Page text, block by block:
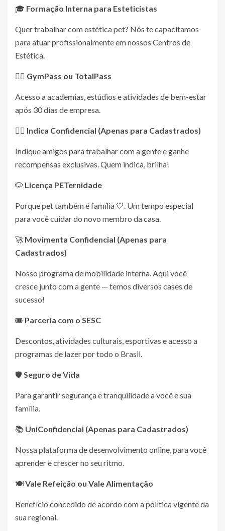
🎓 Formação Interna para Esteticistas
Quer trabalhar com estética pet? Nós te capacitamos
para atuar profissionalmente em nossos Centros de
Estética.
🏋️‍♀️ GymPass ou TotalPass
Acesso a academias, estúdios e atividades de bem-estar
após 30 dias de empresa.
🙋‍♂️ Indica Confidencial (Apenas para Cadastrados)
Indique amigos para trabalhar com a gente e ganhe
recompensas exclusivas. Quem indica, brilha!
🐶 Licença PETernidade
Porque pet também é família 💙. Um tempo especial
para você cuidar do novo membro da casa.
🚀 Movimenta Confidencial (Apenas para
Cadastrados)
Nosso programa de mobilidade interna. Aqui você
cresce junto com a gente — temos diversos cases de
sucesso!
🎟 Parceria com o SESC
Descontos, atividades culturais, esportivas e acesso a
programas de lazer por todo o Brasil.
🛡 Seguro de Vida
Para garantir segurança e tranquilidade a você e sua
família.
📚 UniConfidencial (Apenas para Cadastrados)
Nossa plataforma de desenvolvimento online, para você
aprender e crescer no seu ritmo.
🍽Vale Refeição ou Vale Alimentação
Benefício concedido de acordo com a política vigente da
sua regional.